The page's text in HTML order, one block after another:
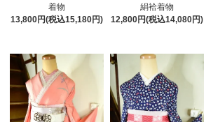
着物
13,800円(税込15,180円)
絹袷着物
12,800円(税込14,080円)